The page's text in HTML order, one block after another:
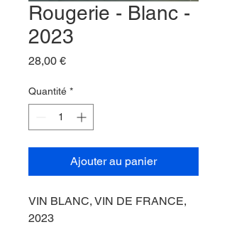
Rougerie - Blanc -
2023
28,00 €Prix
Quantité *
Ajouter au panier
VIN BLANC, VIN DE FRANCE,
2023